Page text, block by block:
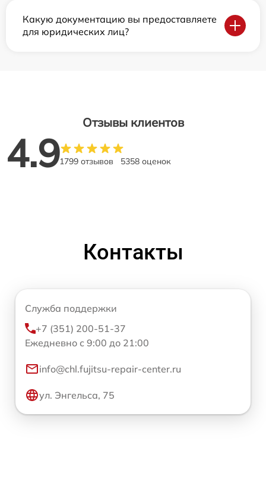
Какую документацию вы предоставляете
для юридических лиц?
Отзывы клиентов
4.91799 отзывов 5358 оценок
Контакты
Служба поддержки
+7 (351) 200-51-37
Ежедневно с 9:00 до 21:00
info@chl.fujitsu-repair-center.ru
ул. Энгельса, 75